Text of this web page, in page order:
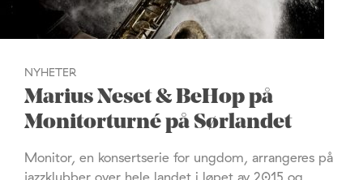
NYHETER
Marius Neset & BeHop på
Monitorturné på Sørlandet
Monitor, en konsertserie for ungdom, arrangeres på